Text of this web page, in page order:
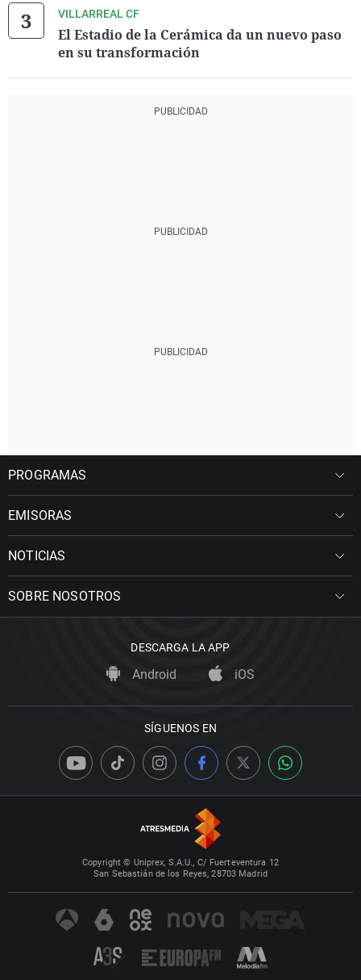
VILLARREAL CF
El Estadio de la Cerámica da un nuevo paso
en su transformación
PROGRAMAS
EMISORAS
NOTICIAS
SOBRE NOSOTROS
DESCARGA LA APP
Android iOS
SÍGUENOS EN
Copyright © Uniprex, S.A.U., C/ Fuerteventura 12
San Sebastián de los Reyes, 28703 Madrid